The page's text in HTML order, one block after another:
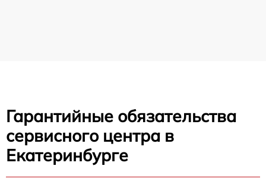
Гарантийные обязательства
сервисного центра в
Екатеринбурге